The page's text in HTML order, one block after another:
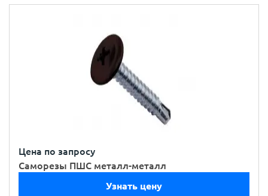
Цена по запросу
Саморезы ПШС металл-металл
Узнать цену